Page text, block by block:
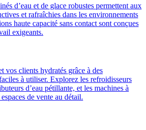
d’eau et de glace robustes permettent aux
et rafraîchies dans les environnements
haute capacité sans contact sont conçues
exigeants.
vos clients hydratés grâce à des
à utiliser. Explorez les refroidisseurs
d’eau pétillante, et les machines à
de vente au détail.